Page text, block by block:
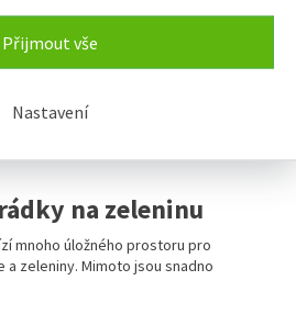
Přijmout vše
Nastavení
NoFrost, nebo SmartFrost
prostorovému řešení VarioSpace úložné
– jednoduché řešení, jak rychle
objemných potravin, například celé
na zeleninu
mnoho úložného prostoru pro
zeleniny. Mimoto jsou snadno